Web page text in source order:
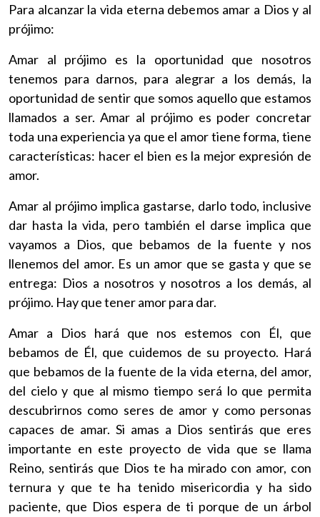
Para alcanzar la vida eterna debemos amar a Dios y al
prójimo:
Amar al prójimo es la oportunidad que nosotros
tenemos para darnos, para alegrar a los demás, la
oportunidad de sentir que somos aquello que estamos
llamados a ser. Amar al prójimo es poder concretar
toda una experiencia ya que el amor tiene forma, tiene
características: hacer el bien es la mejor expresión de
amor.
Amar al prójimo implica gastarse, darlo todo, inclusive
dar hasta la vida, pero también el darse implica que
vayamos a Dios, que bebamos de la fuente y nos
llenemos del amor. Es un amor que se gasta y que se
entrega: Dios a nosotros y nosotros a los demás, al
prójimo. Hay que tener amor para dar.
Amar a Dios hará que nos estemos con Él, que
bebamos de Él, que cuidemos de su proyecto. Hará
que bebamos de la fuente de la vida eterna, del amor,
del cielo y que al mismo tiempo será lo que permita
descubrirnos como seres de amor y como personas
capaces de amar. Si amas a Dios sentirás que eres
importante en este proyecto de vida que se llama
Reino, sentirás que Dios te ha mirado con amor, con
ternura y que te ha tenido misericordia y ha sido
paciente, que Dios espera de ti porque de un árbol